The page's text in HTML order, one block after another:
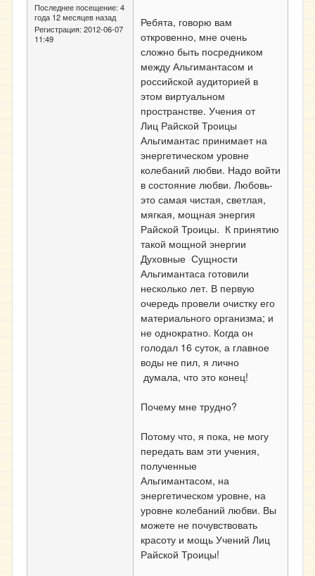
Последнее посещение:4
года 12 месяцев назад
Регистрация:2012-06-07
11:49
Ребята, говорю вам
откровенно, мне очень
сложно быть посредником
между Альгимантасом и
российской аудиторией в
этом виртуальном
пространстве. Учения от
Лиц Райской Троицы
Альгимантас принимает на
энергетическом уровне
колебаний любви. Надо войти
в состояние любви. Любовь-
это самая чистая, светлая,
мягкая, мощная энергия
Райской Троицы. К принятию
такой мощной энергии
Духовные Сущности
Альгимантаса готовили
несколько лет. В первую
очередь провели очистку его
материального организма; и
не однократно. Когда он
голодал 16 суток, а главное
воды не пил, я лично
думала, что это конец!
Почему мне трудно?
Потому что, я пока, не могу
передать вам эти учения,
полученные
Альгимантасом, на
энергетическом уровне, на
уровне колебаний любви. Вы
можете не почувствовать
красоту и мощь Учений Лиц
Райской Троицы!